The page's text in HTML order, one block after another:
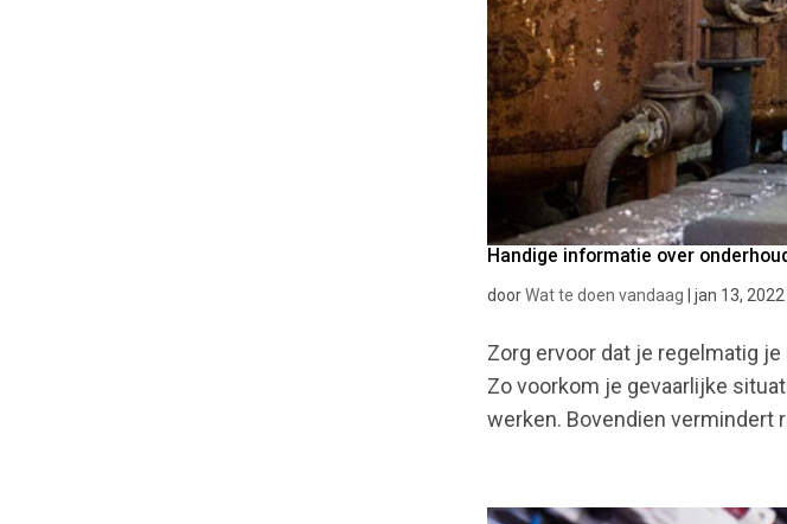
Handige informatie over
doorWat te doen vandaag |jan 13, 2022
Zorg ervoor dat je regelmatig
Zo voorkom je gevaarlijke
werken. Bovendien vermindert